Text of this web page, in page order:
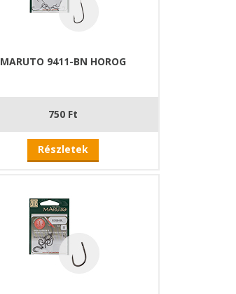
MARUTO 9411-BN HOROG
750 Ft
Részletek